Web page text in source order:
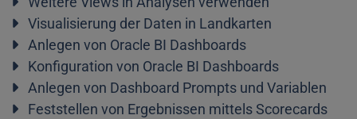
Visualisierung der Daten in Landkarten
Anlegen von Oracle BI Dashboards
Konfiguration von Oracle BI Dashboards
Anlegen von Dashboard Prompts und Variablen
Feststellen von Ergebnissen mittels Scorecards